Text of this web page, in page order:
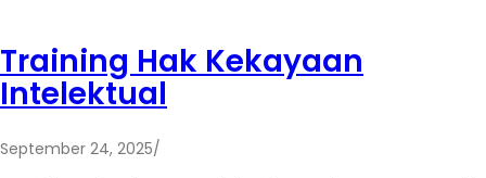
Training Hak Kekayaan
Intelektual
September 24, 2025/